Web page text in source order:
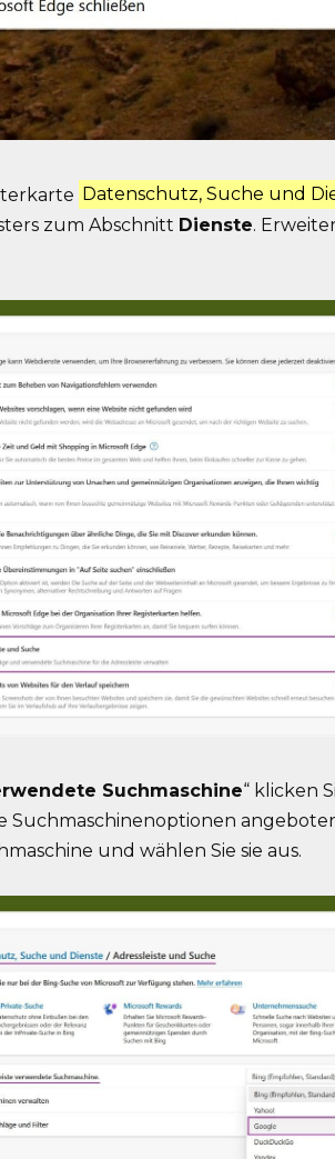
Datenschutz, Suche und
zum Abschnitt Dienste.
Suchmaschine“ klicken
Suchmaschinenoptionen
und wählen Sie sie aus.